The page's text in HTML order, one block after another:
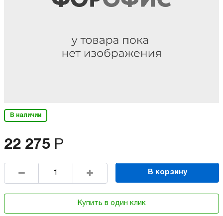
В наличии
22 275 Р
В корзину
Купить в один клик